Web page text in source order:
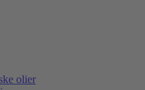
olier